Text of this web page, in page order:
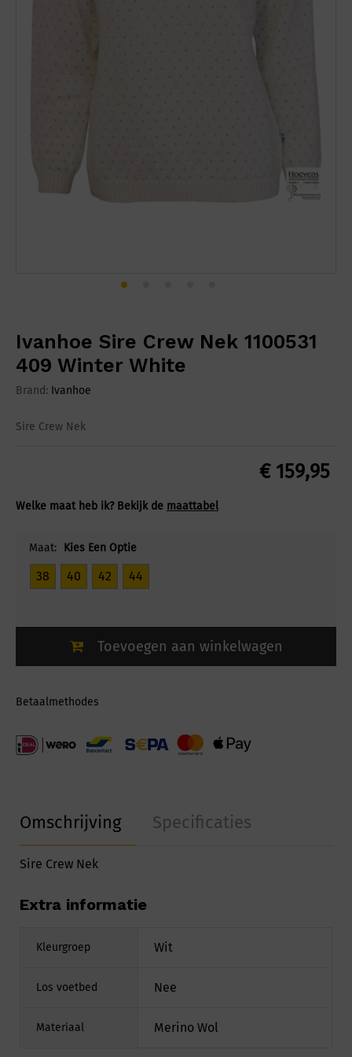
Ivanhoe Sire Crew Nek 1100531
409 Winter White
Brand: Ivanhoe
Sire Crew Nek
€159,95
Welke maat heb ik? Bekijk de maattabel
Maat: Kies Een Optie
38 40 42 44
Toevoegen aan winkelwagen
Betaalmethodes
Omschrijving Specificaties
Sire Crew Nek
Extra informatie
Kleurgroep Wit
Los voetbed Nee
Materiaal Merino Wol